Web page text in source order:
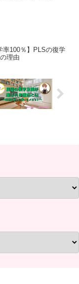
率100％】PLSの復学
理由